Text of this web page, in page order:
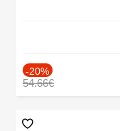
-20%
54.66€